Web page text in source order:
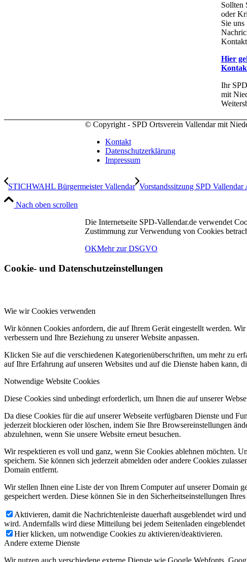
Sollten
oder
Sie uns
Hier
Ihr
mit
© Copyright - SPD Ortsverein Vallendar mit
Kontakt
Datenschutzerklärung
Impressum
STICHWAHL Bürgermeister Vallendar Vorstandssitzung SPD Vallendar
Nach oben scrollen
Die Internetseite SPD-Vallendar.de verwendet
Zustimmung zur Verwendung von Cookies
OKMehr zur DSGVO
Cookie- und Datenschutzeinstellungen
Wie wir Cookies verwenden
Wir können Cookies anfordern, die auf Ihrem Gerät eingestellt werden.
verbessern und Ihre Beziehung zu unserer Website anpassen.
Klicken Sie auf die verschiedenen Kategorienüberschriften, um mehr zu
auf Ihre Erfahrung auf unseren Websites und auf die Dienste haben kann,
Notwendige Website Cookies
Diese Cookies sind unbedingt erforderlich, um Ihnen die auf unserer
Da diese Cookies für die auf unserer Webseite verfügbaren Dienste und
jederzeit blockieren oder löschen, indem Sie Ihre Browsereinstellungen
abzulehnen, wenn Sie unsere Website erneut besuchen.
Wir respektieren es voll und ganz, wenn Sie Cookies ablehnen möchten.
speichern. Sie können sich jederzeit abmelden oder andere Cookies
Domain entfernt.
Wir stellen Ihnen eine Liste der von Ihrem Computer auf unserer Domain
gespeichert werden. Diese können Sie in den Sicherheitseinstellungen
Aktivieren, damit die Nachrichtenleiste dauerhaft ausgeblendet wird
wird. Andernfalls wird diese Mitteilung bei jedem Seitenladen eingeblendet
Hier klicken, um notwendige Cookies zu aktivieren/deaktivieren.
Andere externe Dienste